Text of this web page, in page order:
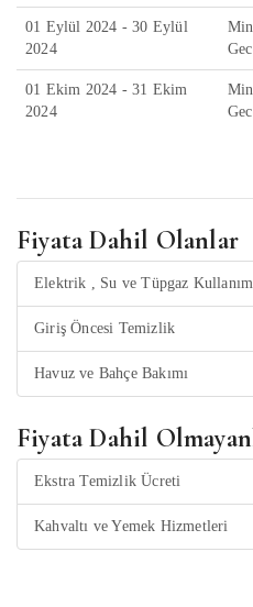
01 Eylül 2024 - 30 Eylül
2024
01 Ekim 2024 - 31 Ekim
2024
Fiyata Dahil Olanlar
Elektrik , Su ve Tüpgaz
Giriş Öncesi Temizlik
Havuz ve Bahçe Bakımı
Fiyata Dahil
Ekstra Temizlik Ücreti
Kahvaltı ve Yemek Hizmetleri